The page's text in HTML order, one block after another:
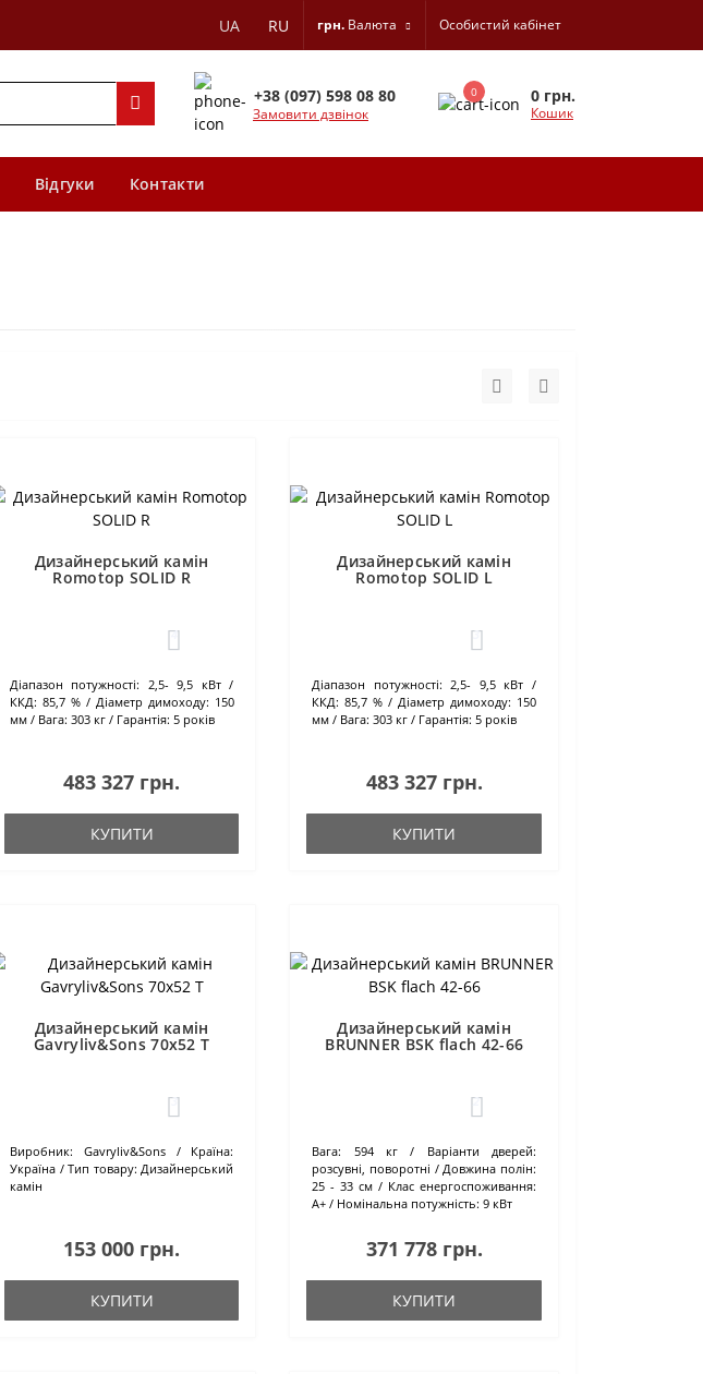
UA RU грн. Валюта Особистий кабінет
+38 (097) 598 08 80
Замовити дзвінок
0 0 грн.
Кошик
Відгуки Контакти
Дизайнерський камін
Romotop SOLID R
4
Діапазон потужності: 2,5- 9,5 кВт
ККД: 85,7 % Діаметр димоходу: 150
мм
Вага: 303 кг Гарантія: 5 років
483 327 грн.
КУПИТИ
Дизайнерський камін
Romotop SOLID L
3
Діапазон потужності: 2,5- 9,5 кВт
ККД: 85,7 % Діаметр димоходу: 150
мм
Вага: 303 кг Гарантія: 5 років
483 327 грн.
КУПИТИ
Дизайнерський камін
Gavryliv&Sons 70x52 T
3
Виробник: Gavryliv&Sons
Країна:
Україна
Тип товару: Дизайнерський
камін
153 000 грн.
КУПИТИ
Дизайнерський камін
BRUNNER BSK flach 42-66
2
Вага: 594 кг
Варіанти дверей:
розсувні, поворотні
Довжина полін:
25 - 33 см
Клас енергоспоживання:
А+
Номінальна потужність: 9 кВт
371 778 грн.
КУПИТИ